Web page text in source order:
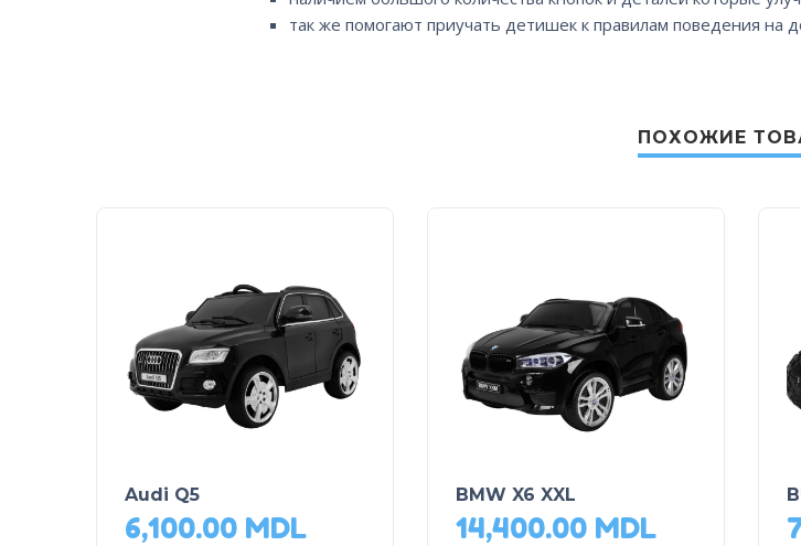
так же помогают приучать детишек к правилам поведения на
ПОХОЖИЕ
Audi Q5
6,100.00 MDL
BMW X6 XXL
14,400.00 MDL